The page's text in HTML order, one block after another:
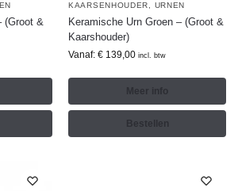
(Groot &
KAARSENHOUDER
URNEN
Keramische Urn Groen – (Groot &
Kaarshouder)
Vanaf: € 139,00 incl. btw
Meer info
Bestellen